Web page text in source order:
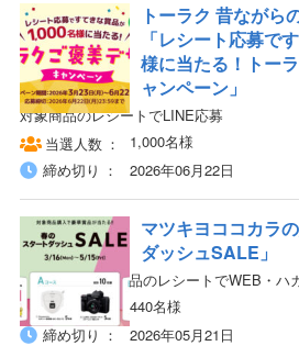
トーラク 昔ながら
「レシート応募で
様に当たる！トー
ャンペーン」
対象商品のレシートでLINE応募
当選人数
1,000名様
締め切り
2026年06月22日
マツキヨココカラ
ダッシュSALE」
対象店舗×対象商品のレシートでWEB・ハ
当選人数
440名様
締め切り
2026年05月21日